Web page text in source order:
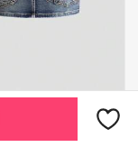
SR108.00